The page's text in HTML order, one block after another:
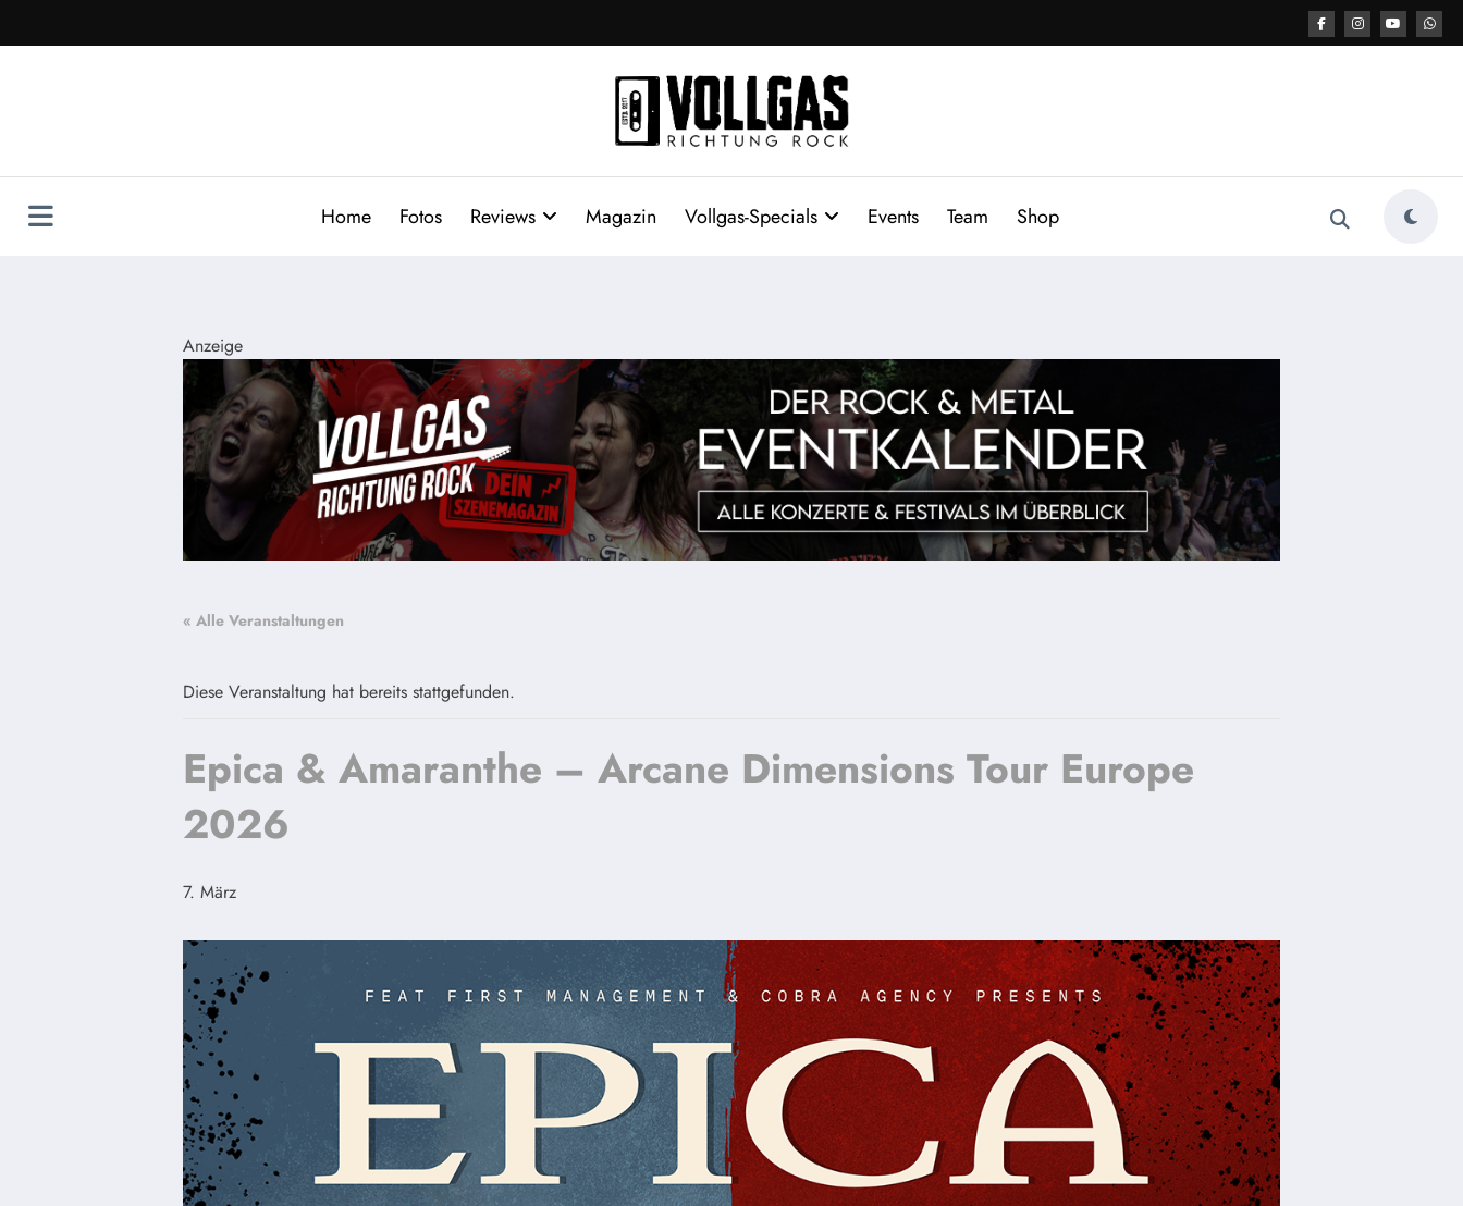
Inhalt
Home Fotos Reviews Magazin Vollgas-Specials Events Team Shop
Anzeige
« Alle Veranstaltungen
Diese Veranstaltung hat bereits stattgefunden.
Epica & Amaranthe – Arcane Dimensions Tour Europe
2026
7. März